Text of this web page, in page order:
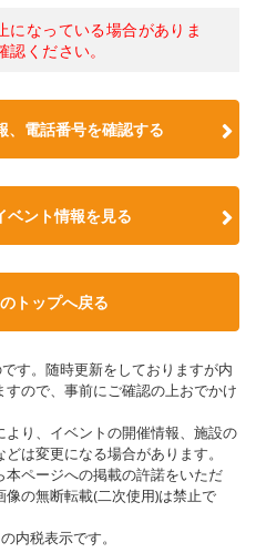
なっている場合がありま
ください。
、電話番号を確認する
ベント情報を見る
トップへ戻る
す。随時更新をしておりますが内
ので、事前にご確認の上おでかけ
り、イベントの開催情報、施設の
は変更になる場合があります。
ページへの掲載の許諾をいただ
の無断転載(二次使用)は禁止で
内税表示です。